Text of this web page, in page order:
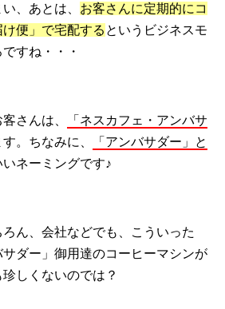
、あとは、 お客さんに定期的にコ
便」で宅配する というビジネスモ
すね・・・
さんは、
「ネスカフェ・アンバサ
。ちなみに、
「アンバサダー」と
ネーミングです♪
ん、会社などでも、こういった
サダー」御用達のコーヒーマシンが
しくないのでは？